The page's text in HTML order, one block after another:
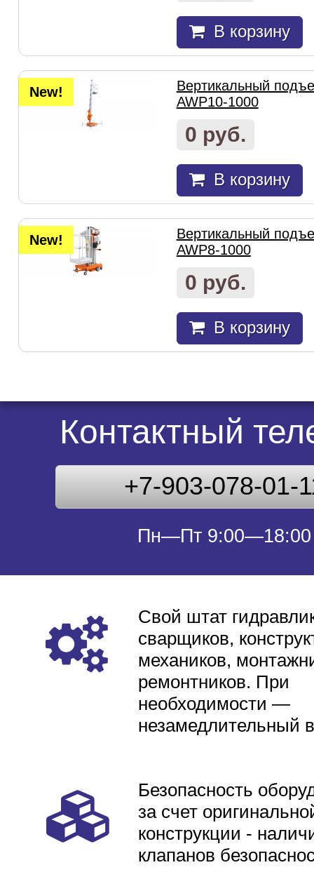
В корзину
New!
Вертикальный
AWP10-1000
0 руб.
В корзину
New!
Вертикальный
AWP8-1000
0 руб.
В корзину
Контактный
+7-903-078-01-
Пн—Пт 9:00—18:00
Свой штат
сварщиков,
механиков,
ремонтников. При
необходимости —
незамедлительный
Безопасность
за счет
конструкции -
клапанов